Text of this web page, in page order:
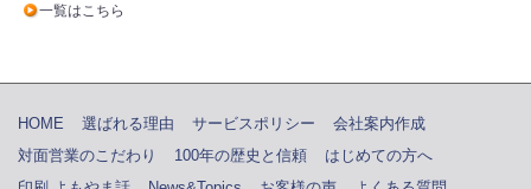
一覧はこちら
HOME 選ばれる理由 サービスポリシー
会社案内作成
対面営業のこだわり
100年の歴史と信頼
はじめての方へ